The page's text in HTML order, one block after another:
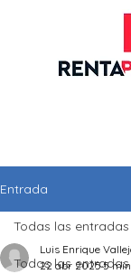
Entrada
Todas las entradas
Todas las entradas
Luis Enrique
22 abr 20255